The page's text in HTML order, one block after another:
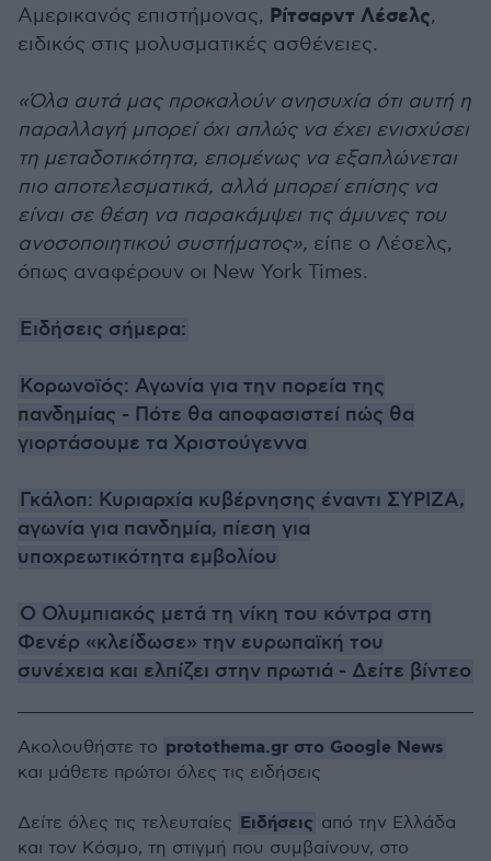
Αμερικανός επιστήμονας, Ρίτσαρντ Λέσελς,
ειδικός στις μολυσματικές ασθένειες.
«Όλα αυτά μας προκαλούν ανησυχία ότι αυτή η
παραλλαγή μπορεί όχι απλώς να έχει ενισχύσει
τη μεταδοτικότητα, επομένως να εξαπλώνεται
πιο αποτελεσματικά, αλλά μπορεί επίσης να
είναι σε θέση να παρακάμψει τις άμυνες του
ανοσοποιητικού συστήματος», είπε ο Λέσελς,
όπως αναφέρουν οι New York Times.
Ειδήσεις σήμερα:
Κορωνοϊός: Αγωνία για την πορεία της
πανδημίας - Πότε θα αποφασιστεί πώς θα
γιορτάσουμε τα Χριστούγεννα
Γκάλοπ: Κυριαρχία κυβέρνησης έναντι ΣΥΡΙΖΑ,
αγωνία για πανδημία, πίεση για
υποχρεωτικότητα εμβολίου
Ο Ολυμπιακός μετά τη νίκη του κόντρα στη
Φενέρ «κλείδωσε» την ευρωπαϊκή του
συνέχεια και ελπίζει στην πρωτιά - Δείτε βίντεο
Ακολουθήστε το protothema.gr στο Google News
και μάθετε πρώτοι όλες τις ειδήσεις
Δείτε όλες τις τελευταίες Ειδήσεις από την Ελλάδα
και τον Κόσμο, τη στιγμή που συμβαίνουν, στο